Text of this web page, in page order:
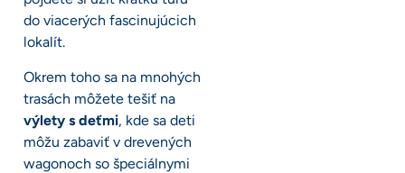
do viacerých fascinujúcich
lokalít.
Okrem toho sa na mnohých
trasách môžete tešiť na
výlety s deťmi, kde sa deti
môžu zabaviť v drevených
wagonoch so špeciálnymi